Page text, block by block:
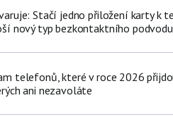
Stačí jedno přiložení karty k
nový typ bezkontaktního podvodu
telefonů, které v roce 2026
ani nezavoláte